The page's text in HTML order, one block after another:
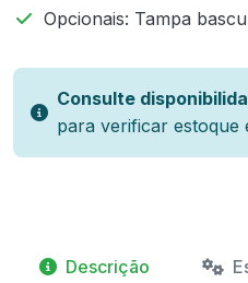
Opcionais: Tampa
Consulte
para verificar estoque
Descrição